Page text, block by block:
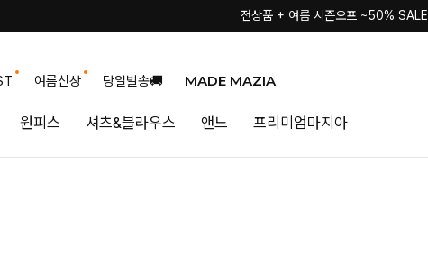
전상품 + 여름 시즌오프 ~50% SALE
여름신상 당일발송🚚 MADE MAZIA
원피스 셔츠&블라우스 앤느 프리미엄마지아